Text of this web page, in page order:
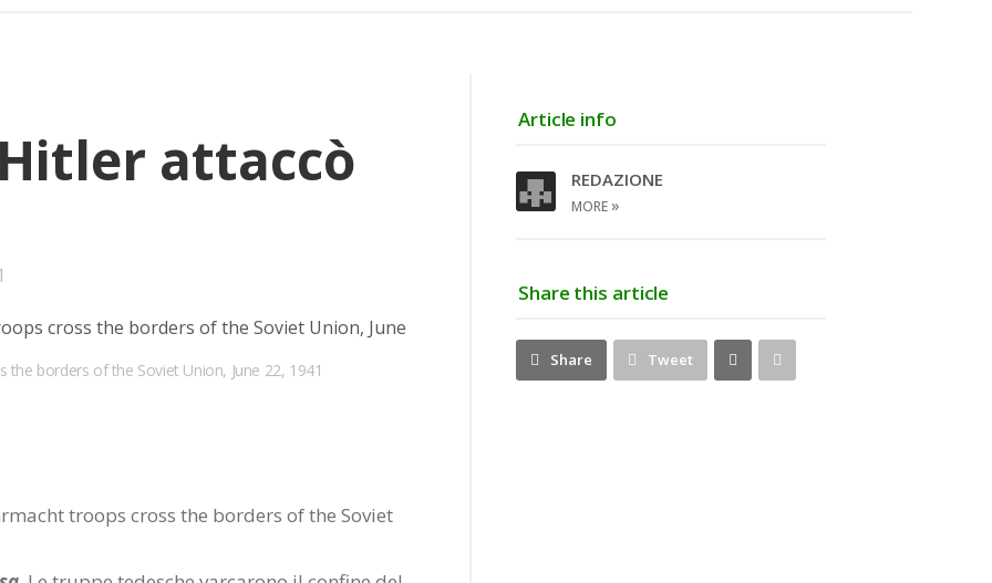
at­tac­cò
borders of the Soviet Union, June 22, 1941
Article info
REDAZIONE
MORE »
Share this article
Share Tweet
Share